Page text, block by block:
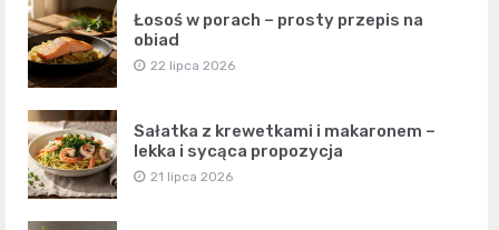
Łosoś w porach – prosty przepis na
obiad
22 lipca 2026
Sałatka z krewetkami i makaronem –
lekka i sycąca propozycja
21 lipca 2026